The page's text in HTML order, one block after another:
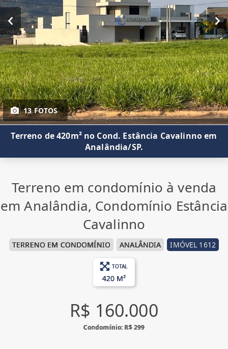
13 FOTOS
Terreno de 420m² no Cond. Estância Cavalinno em
Analândia/SP.
Terreno em condomínio à venda
em Analândia, Condomínio Estância
Cavalinno
TERRENO EM CONDOMÍNIO ANALÂNDIA IMÓVEL 1612
TOTAL
420 M²
R$ 160.000
Condomínio: R$ 299